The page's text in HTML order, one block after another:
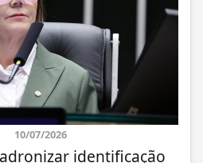
10/07/2026
identificação